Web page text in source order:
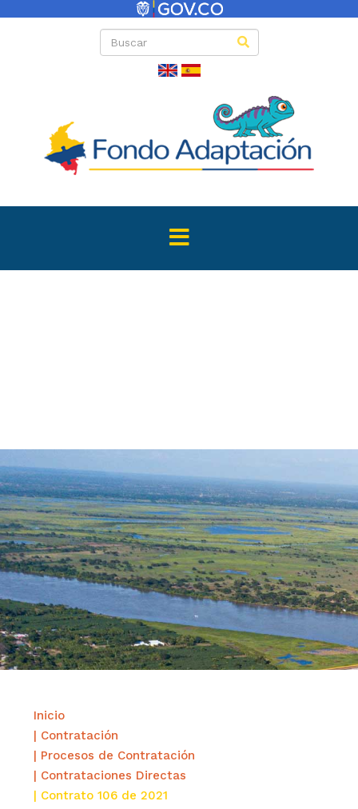
Directas
Inicio
| Contratación
| Procesos de Contratación
| Contrataciones Directas
| Contrato 106 de 2021